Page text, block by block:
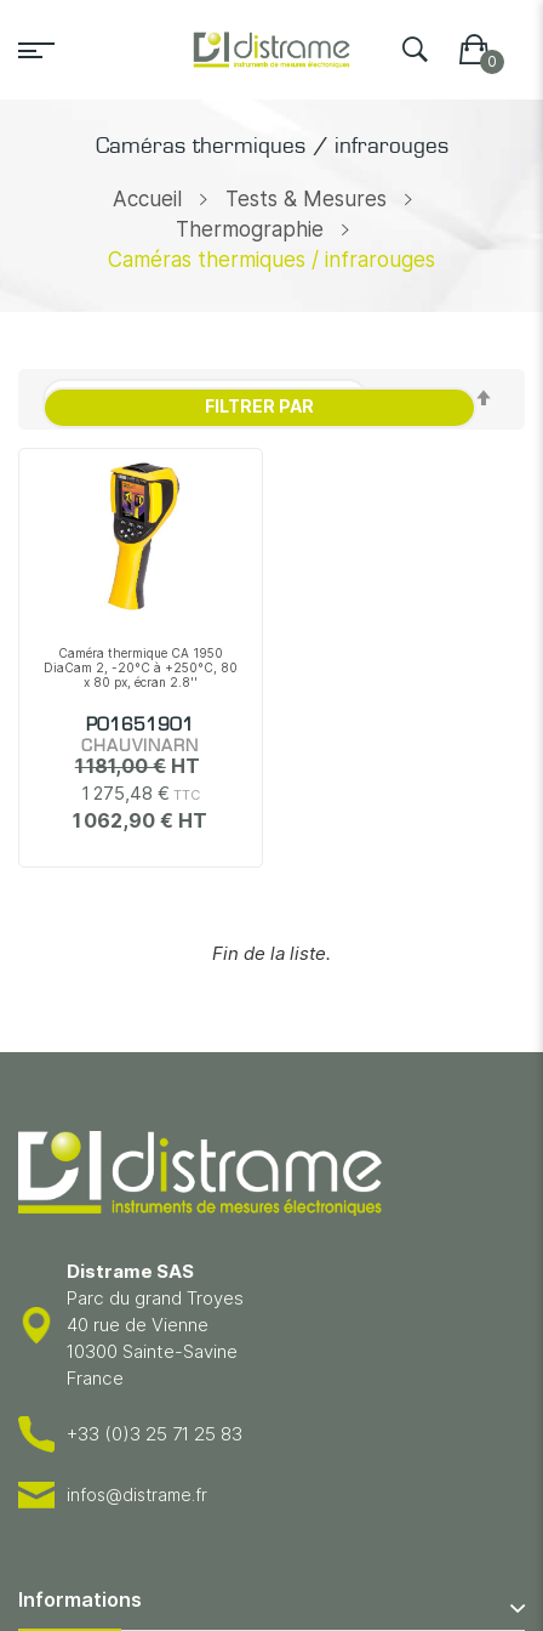
Caméras thermiques / infrarouges
Accueil
Tests & Mesures
Thermographie
Caméras thermiques / infrarouges
Caméra thermique CA 1950
DiaCam 2, -20°C à +250°C, 80
x 80 px, écran 2.8''
P01651901
CHAUVINARN
1 275,48 €
1 062,90 €
1 181,00 €
Fin de la liste.
FILTRER PAR
Distrame SAS
Parc du grand Troyes
40 rue de Vienne
10300 Sainte-Savine
France
+33 (0)3 25 71 25 83
infos@distrame.fr
Informations